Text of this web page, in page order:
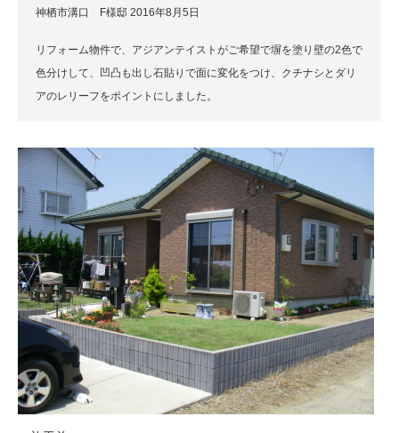
神栖市溝口 F様邸 2016年8月5日
リフォーム物件で、アジアンテイストがご希望で塀を塗り壁の2色で
色分けして、凹凸も出し石貼りで面に変化をつけ、クチナシとダリ
アのレリーフをポイントにしました。